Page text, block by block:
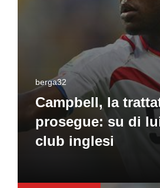
berga32
Campbell, la
prosegue: su di
club inglesi